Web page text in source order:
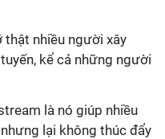
thật nhiều người xây
kể cả những người
là nó giúp nhiều
lại không thúc đẩy